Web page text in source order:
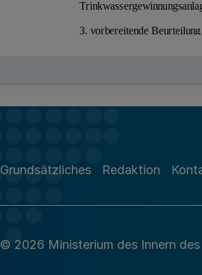
Grundsätzliches Redaktion
© 2026 Ministerium des Innern